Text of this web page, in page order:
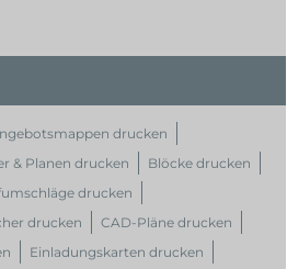
drucken
& Planen drucken
Blöcke drucken
drucken
drucken
CAD-Pläne drucken
Einladungskarten drucken